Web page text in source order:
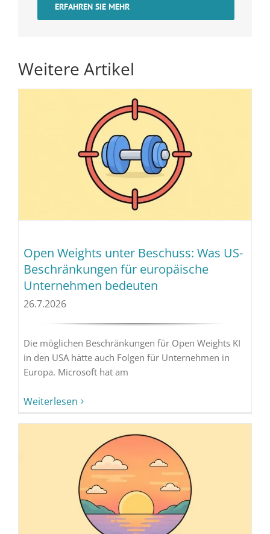
ERFAHREN SIE MEHR
Weitere Artikel
Open Weights unter Beschuss: Was US-
Beschränkungen für europäische
Unternehmen bedeuten
26.7.2026
Die möglichen Beschränkungen für Open Weights KI
in den USA hätte auch Folgen für Unternehmen in
Europa. Microsoft hat am
Weiterlesen